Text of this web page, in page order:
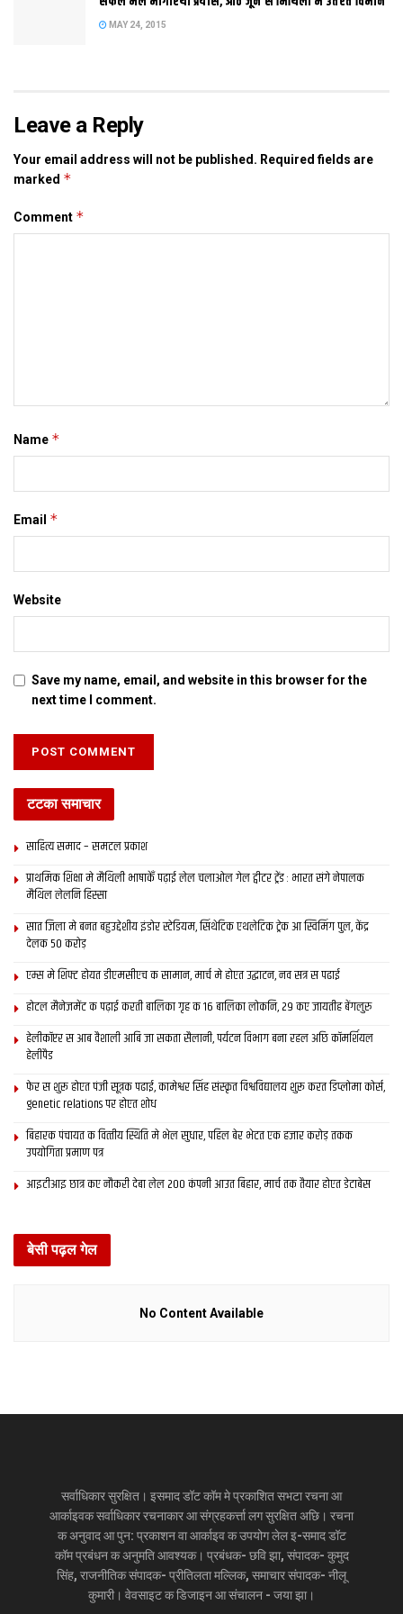
bhagalpur Bihar
MAY 24, 2015
Leave a Reply
Your email address will not be published. Required fields are
marked *
Comment *
Name *
Email *
Website
Save my name, email, and website in this browser for the
next time I comment.
टटका समाचार
साहित्य समाद – समटल प्रकाश
प्राथमिक शि‍क्षा मे मैथि‍ली भाषाकेँ पढ़ाई लेल चलाओल गेल ट्वीटर ट्रेंड : भारत संगे नेपालक
मैथिल लेलनि हिस्सा
सात जिला मे बनत बहुउद्देशीय इंडोर स्‍टेडि‍यम, सिंथेटिक एथलेटिक ट्रेक आ स्विमिंग पुल, केंद्र
देलक 50 करोड़
एम्स मे शिफ्ट होयत डीएमसीएच क सामान, मार्च मे होएत उद्घाटन, नव सत्र स पढाई
होटल मैनेजमेंट क पढ़ाई करती बालिका गृह क 16 बालिका लोकनि, 29 कए जायतीह बेंगलुरु
हेलीकॉप्टर स आब वैशाली आबि जा सकता सैलानी, पर्यटन विभाग बना रहल अछि कॉमर्शियल
हेलीपैड
फेर स शुरू होएत पंजी सूत्रक पढाई, कामेश्वर सिंह संस्कृत विश्वविद्यालय शुरू करत डिप्लोमा कोर्स,
genetic relations पर होएत शोध
बिहारक पंचायत क वित्‍तीय स्थिति मे भेल सुधार, पहिल बेर भेटत एक हजार करोड़ तकक
उपयोगिता प्रमाण पत्र
आइटीआइ छात्र कए नौकरी देबा लेल 200 कंपनी आउत बिहार, मार्च तक तैयार होएत डेटाबेस
बेसी पढ़ल गेल
No Content Available
सर्वाधिकार सुरक्षित। इसमाद डॉट कॉम मे प्रकाशित सभटा रचना आ
आर्काइवक सर्वाधिकार रचनाकार आ संग्रहकर्त्ता लग सुरक्षित अछि। रचना
क अनुवाद आ पुन: प्रकाशन वा आर्काइव क उपयोग लेल इ-समाद डॉट
कॉम प्रबंधन क अनुमति आवश्यक। प्रबंधक- छवि झा, संपादक- कुमुद
सिंह, राजनीतिक संपादक- प्रीतिलता मल्लिक, समाचार संपादक- नीलू
कुमारी। वेवसाइट क डिजाइन आ संचालन - जया झा।